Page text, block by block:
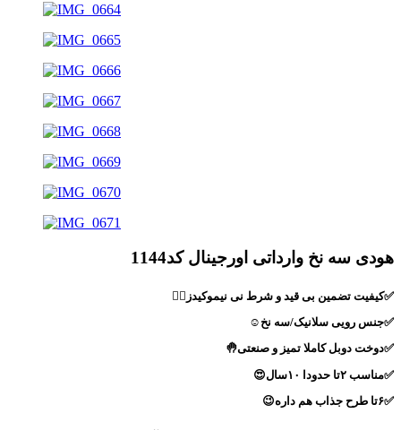
هودی سه نخ وارداتی اورجینال کد1144
✅کیفیت تضمین بی قید و شرط نی نیموکیدز🙋‍♀️
✅جنس رویی سلانیک/سه نخ☺️
✅دوخت دوبل کاملا تمیز و صنعتی🤚
✅مناسب ۲تا حدودا ۱۰سال😍
✅۶تا طرح جذاب هم داره😉